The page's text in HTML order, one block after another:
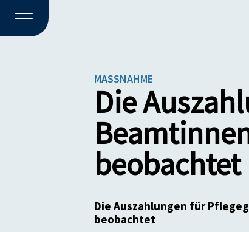
MASSNAHME
Die
beobachtet
Die Auszahlungen für
beobachtet